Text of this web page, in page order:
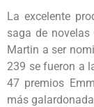
La excelente
saga de novelas
Martin a ser
239 se fueron a
47 premios
más